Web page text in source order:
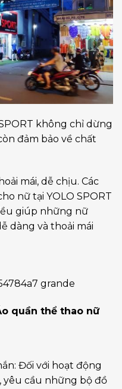
không chỉ dừng
đảm bảo về chất
mái, dễ chịu. Các
nữ tại YOLO SPORT
giúp những nữ
dàng và thoải mái
quần thể thao nữ
Đối với hoạt động
yêu cầu những bộ đồ